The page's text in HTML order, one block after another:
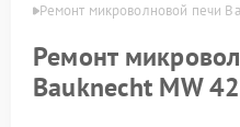
Ремонт микроволновой печи
Ремонт
Bauknecht MW